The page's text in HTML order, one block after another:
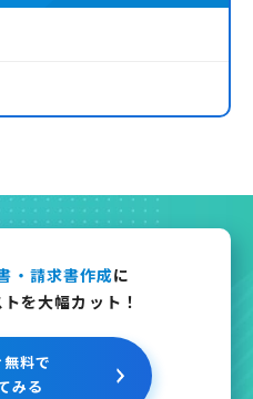
・請求書作成に
を大幅カット！
料で
みる